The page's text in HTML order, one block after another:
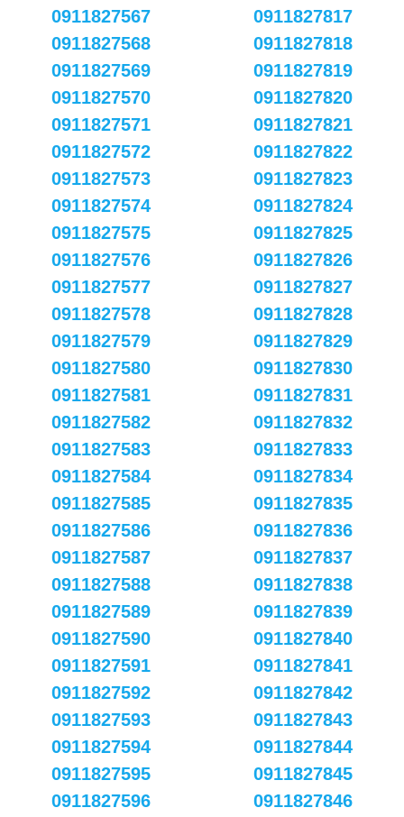
0911827567
0911827568
0911827569
0911827570
0911827571
0911827572
0911827573
0911827574
0911827575
0911827576
0911827577
0911827578
0911827579
0911827580
0911827581
0911827582
0911827583
0911827584
0911827585
0911827586
0911827587
0911827588
0911827589
0911827590
0911827591
0911827592
0911827593
0911827594
0911827595
0911827596
0911827817
0911827818
0911827819
0911827820
0911827821
0911827822
0911827823
0911827824
0911827825
0911827826
0911827827
0911827828
0911827829
0911827830
0911827831
0911827832
0911827833
0911827834
0911827835
0911827836
0911827837
0911827838
0911827839
0911827840
0911827841
0911827842
0911827843
0911827844
0911827845
0911827846